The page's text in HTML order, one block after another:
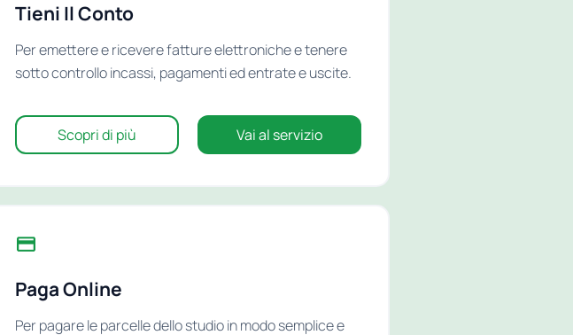
Tieni Il Conto
Per emettere e ricevere fatture elettroniche e tenere
sotto controllo incassi, pagamenti ed entrate e uscite.
Scopri di più Vai al servizio
Paga Online
Per pagare le parcelle dello studio in modo semplice e